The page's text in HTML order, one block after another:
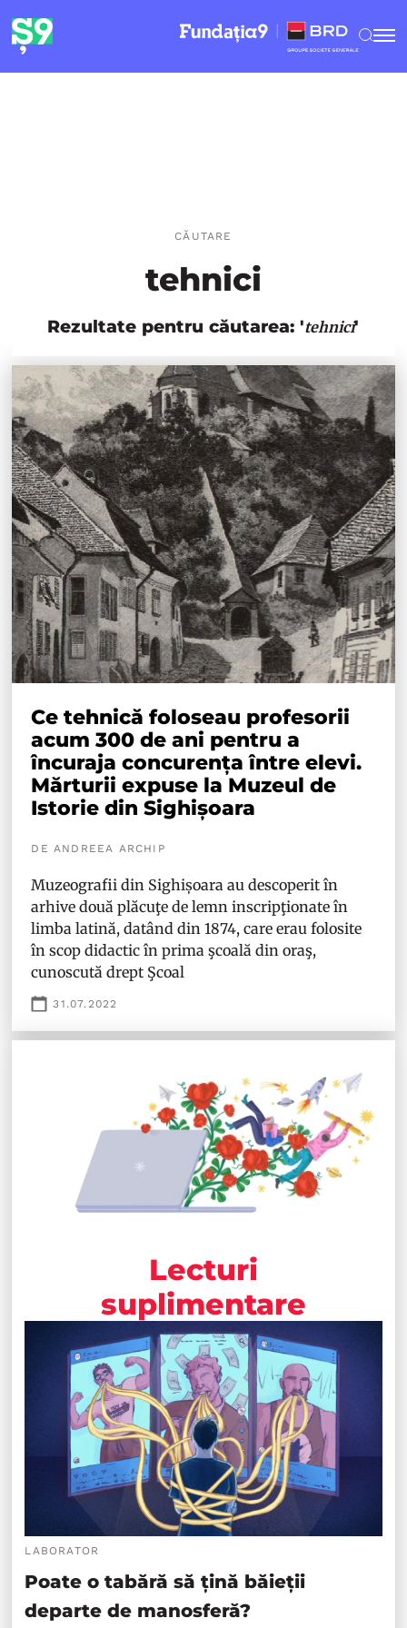
CĂUTARE
tehnici
Rezultate pentru căutarea: 'tehnici'
Ce tehnică foloseau profesorii
acum 300 de ani pentru a
încuraja concurența între elevi.
Mărturii expuse la Muzeul de
Istorie din Sighișoara
DE ANDREEA ARCHIP
Muzeografii din Sighișoara au descoperit în
arhive două plăcuţe de lemn inscripţionate în
limba latină, datând din 1874, care erau folosite
în scop didactic în prima şcoală din oraş,
cunoscută drept Şcoal
31.07.2022
Lecturi
suplimentare
LABORATOR
Poate o tabără să țină băieții
departe de manosferă?